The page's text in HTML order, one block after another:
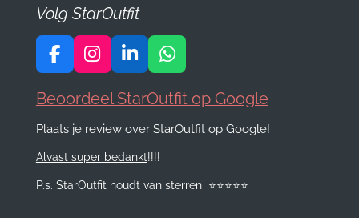
Volg StarOutfit
F
c
b
o
k
I
s
a
r
a
L
n
e
I
n
W
a
s
p
Beoordeel StarOutfit op Google
Plaats je review over StarOutfit op Google!
Alvast super bedankt!!!!
P.s. StarOutfit houdt van sterren ⭐️⭐️⭐️⭐️⭐️